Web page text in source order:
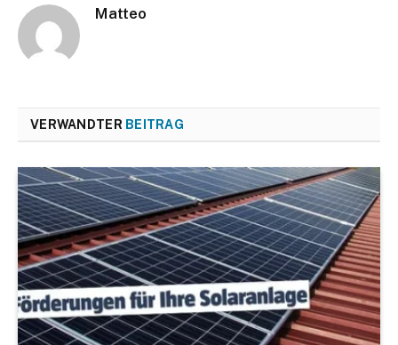
Matteo
VERWANDTER BEITRAG